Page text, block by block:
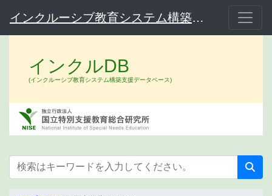
インクルーシブ教育システム構築支援データベース（インクルDB）
インクルDB
(インクルーシブ教育システム構築支援データベース)